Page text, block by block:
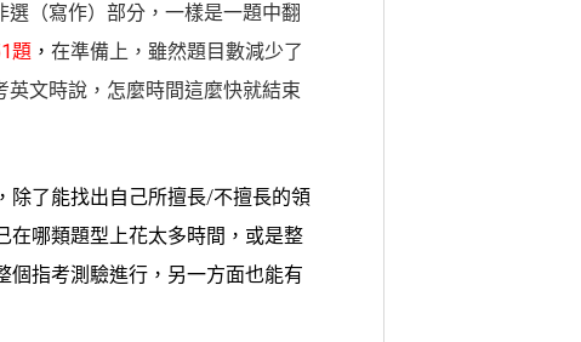
（寫作）部分，一樣是一題中翻
題 ， 在準備上，雖然題目數減少了
文時說，怎麼時間這麼快就結束
除了能找出自己所擅長/不擅長的領
在哪類題型上花太多時間，或是整
個指考測驗進行，另一方面也能有